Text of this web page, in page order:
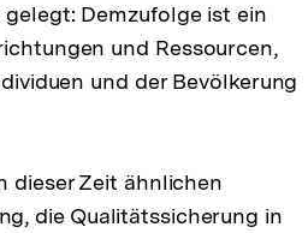
Demzufolge ist ein
und Ressourcen,
und der Bevölkerung
dieser Zeit ähnlichen
die Qualitätssicherung in